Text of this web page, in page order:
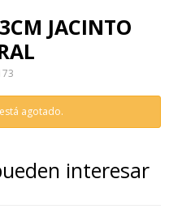
JACINTO
agotado.
interesar